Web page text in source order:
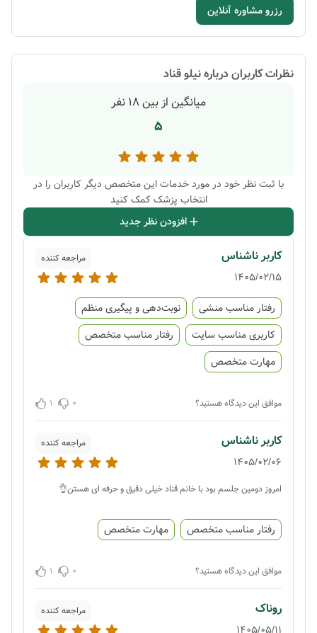
رزرو مشاوره آنلاین
نظرات کاربران دربارهنیلو قناد
میانگین از بین18 نفر
5
با ثبت نظر خود در مورد خدمات این متخصص دیگر کاربران را در
انتخاب پزشک کمک کنید
افزودن نظر جدید
کاربر ناشناس مراجعه کننده
1405/02/15
رفتار مناسب منشی
نوبت‌دهی و پیگیری منظم
کاربری مناسب سایت
رفتار مناسب متخصص
مهارت متخصص
موافق این دیدگاه هستید؟ 0
1
کاربر ناشناس مراجعه کننده
1405/02/06
امروز دومین جلسم بود با خانم قناد خیلی دقیق و حرفه ای هستن👌
رفتار مناسب متخصص مهارت متخصص
موافق این دیدگاه هستید؟ 0
1
روناک مراجعه کننده